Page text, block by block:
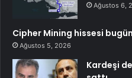
Ağustos 6,
Cipher Mining hissesi
Ağustos 5, 2026
Kardeşi